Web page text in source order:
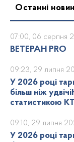
Останні
ВЕТЕРАН PRO
07:00, 06 серпня
У 2026 році
більш ніж
статистикою
09:23, 29 липня
У 2026 році
09:10, 29 липня